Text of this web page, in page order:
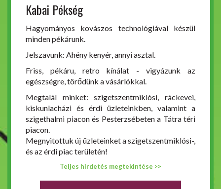
Kabai Pékség
Hagyományos kovászos technológiával készül
minden pékárunk.
Jelszavunk: Ahény kenyér, annyi asztal.
Friss, pékáru, retro kínálat - vigyázunk az
egészségre, törődünk a vásárlókkal.
Megtalál minket: szigetszentmiklósi, ráckevei,
kiskunlacházi és érdi üzleteinkben, valamint a
szigethalmi piacon és Pesterzsébeten a Tátra téri
piacon.
Megnyitottuk új üzleteinket a szigetszentmiklósi-,
és az érdi piac területén!
Teljes hirdetés megtekintése >>